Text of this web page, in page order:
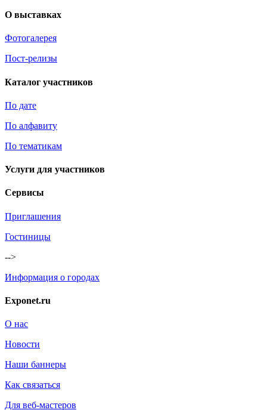
О выставках
Фотогалерея
Пост-релизы
Каталог участников
По дате
По алфавиту
По тематикам
Услуги для участников
Сервисы
Приглашения
Гостиницы
-->
Информация о городах
Exponet.ru
О нас
Новости
Наши баннеры
Как связаться
Для веб-мастеров